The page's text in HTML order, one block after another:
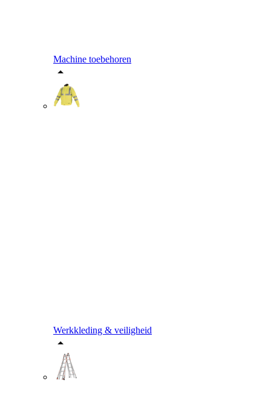
Machine toebehoren
Werkkleding & veiligheid